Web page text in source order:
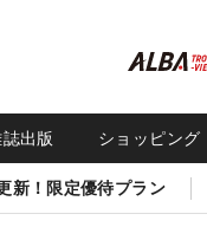
出版 ショッピング
新！限定優待プラン